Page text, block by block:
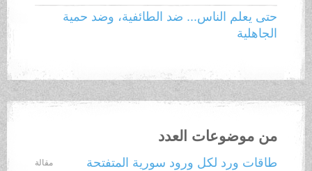
حتى يعلم الناس... ضد الطائفية، وضد حمية
الجاهلية
من موضوعات العدد
طاقات ورد لكل ورود سورية المتفتحة مقالة